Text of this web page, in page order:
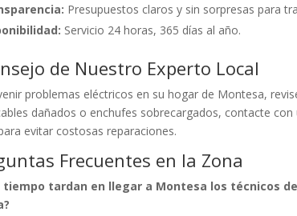
Presupuestos claros y sin sorpresas para
Servicio 24 horas, 365 días al año.
de Nuestro Experto Local
problemas eléctricos en su hogar de Montesa,
dañados o enchufes sobrecargados, contacte
evitar costosas reparaciones.
Frecuentes en la Zona
tiempo tardan en llegar a Montesa los técnicos